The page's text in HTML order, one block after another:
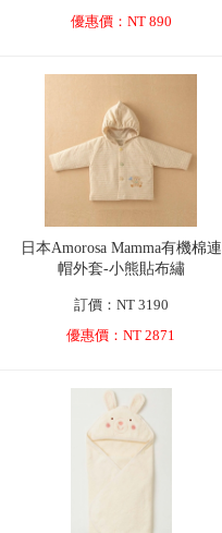
優惠價：NT 890
日本Amorosa Mamma有機棉連
帽外套-小熊貼布繡
訂價：NT 3190
優惠價：NT 2871